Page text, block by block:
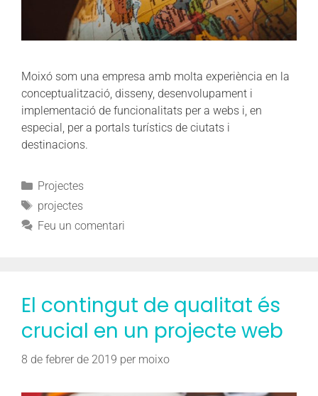
Moixó som una empresa amb molta experiència en la
conceptualització, disseny, desenvolupament i
implementació de funcionalitats per a webs i, en
especial, per a portals turístics de ciutats i
destinacions.
Projectes
projectes
Feu un comentari
El contingut de qualitat és
crucial en un projecte web
8 de febrer de 2019 per moixo